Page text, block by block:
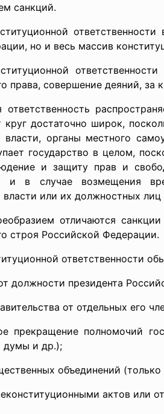
санкций.
но и весь массив
права, совершение деяний,
ответственность
круг достаточно широк,
власти, органы местного
государство в целом,
и защиту прав и
и в случае возмещения
власти или их должностных
отличаются
строя Российской Федерации.
ответственности
президента
от отдельных его
полномочий
думы и др.);
объединений (только
актов или